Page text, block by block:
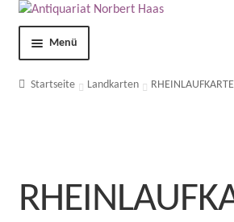
Menü
Shop
AGB
Startseite Landkarten